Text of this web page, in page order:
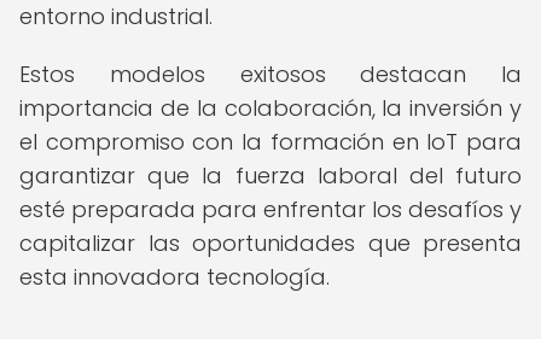
entorno industrial.
Estos modelos exitosos destacan la
importancia de la colaboración, la inversión y
el compromiso con la formación en IoT para
garantizar que la fuerza laboral del futuro
esté preparada para enfrentar los desafíos y
capitalizar las oportunidades que presenta
esta innovadora tecnología.